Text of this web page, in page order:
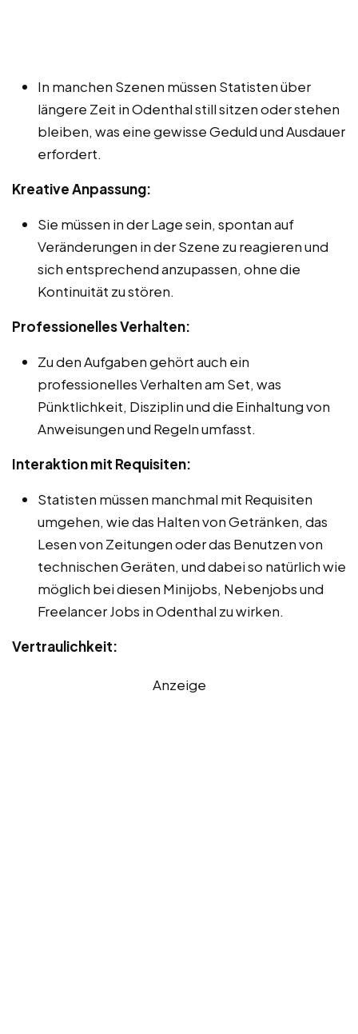
In manchen Szenen müssen Statisten über
längere Zeit in Odenthal still sitzen oder stehen
bleiben, was eine gewisse Geduld und Ausdauer
erfordert.
Kreative Anpassung:
Sie müssen in der Lage sein, spontan auf
Veränderungen in der Szene zu reagieren und
sich entsprechend anzupassen, ohne die
Kontinuität zu stören.
Professionelles Verhalten:
Zu den Aufgaben gehört auch ein
professionelles Verhalten am Set, was
Pünktlichkeit, Disziplin und die Einhaltung von
Anweisungen und Regeln umfasst.
Interaktion mit Requisiten:
Statisten müssen manchmal mit Requisiten
umgehen, wie das Halten von Getränken, das
Lesen von Zeitungen oder das Benutzen von
technischen Geräten, und dabei so natürlich wie
möglich bei diesen Minijobs, Nebenjobs und
Freelancer Jobs in Odenthal zu wirken.
Vertraulichkeit:
Anzeige